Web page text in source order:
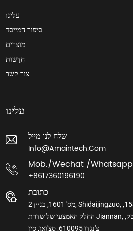
עלינו
סיפור המייסד
מוצרים
חֲדָשׁוֹת
צור קשר
עלינו
שלח לנו מייל
Info@amaintech.com
Mob./wechat /whatsapp
+8617360196190
כתובת
מס' 1601, בניין 2, Shidaijingzuo, מס' 1533,
החלק האמצעי של שדרת Jiannan, אזור היי-טק,
צ'נגדו 610095, סצ'ואן, סין